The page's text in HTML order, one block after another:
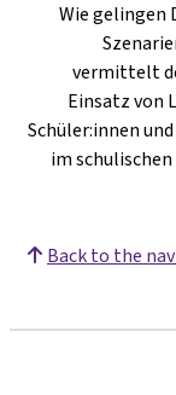
Wie gelingen
vermittelt
Einsatz von
Schüler:innen
im
Back to the